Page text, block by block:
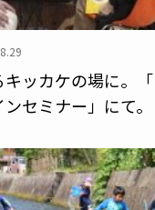
ッカケの場に。
セミナー」にて。